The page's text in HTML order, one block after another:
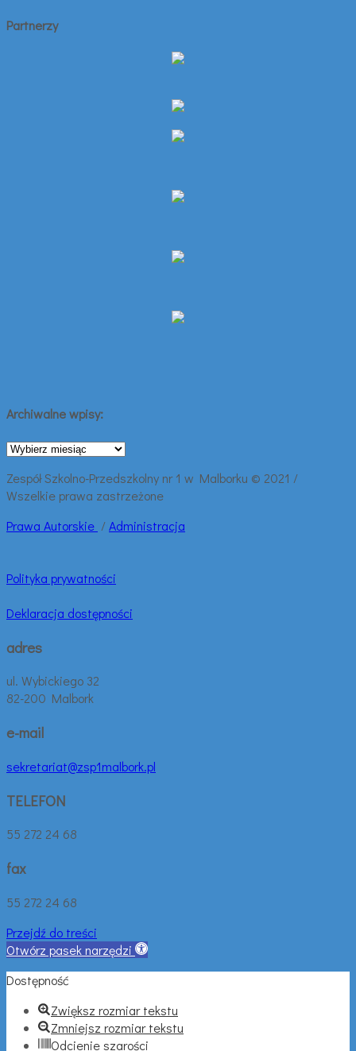
Partnerzy
Archiwalne wpisy:
Archiwalne
Zespół Szkolno-Przedszkolny nr 1 w Malborku © 2021 /
Wszelkie prawa zastrzeżone
Prawa Autorskie /Administracja
Polityka prywatności
Deklaracja dostępności
adres
ul. Wybickiego 32
82-200 Malbork
e-mail
sekretariat@zsp1malbork.pl
TELEFON
55 272 24 68
fax
55 272 24 68
Przejdź do treści
Otwórz pasek narzędzi
Dostępność
Zwiększ rozmiar tekstu
Zmniejsz rozmiar tekstu
Odcienie szarości